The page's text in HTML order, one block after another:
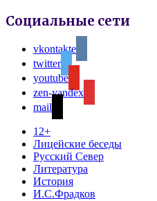
Социальные сети
vkontakte
twitter
youtube
zen-yandex
mail
12+
Лицейские беседы
Русский Север
Литература
История
И.С.Фрадков